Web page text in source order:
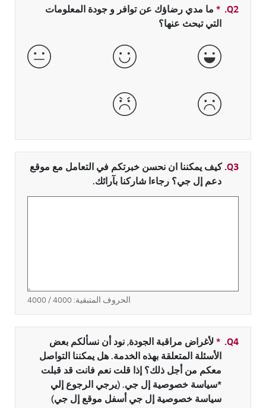
Q2.
* حقل مطلوب
ما مدي رضاؤك عن توافر و جودة المعلومات
التي تبحث عنها؟
جيدة جداً جيدة عادية
سيئة سيئة جداً
Q3. كيف يمكننا ان نحسن خبرتكم في التعامل مع موقع
دعم إل جي؟ رجاءا شاركنا بآرائك.
الحروف المتبقية:4000
/ 4000
Q4.
*حقل مطلوب
لأغراض مراقبة الجودة, نود أن نسألكم بعض
الأسئلة المتعلقة بهذه الخدمة. هل يمكننا التواصل
معكم من أجل ذلك؟ إذا قلت نعم فانت قد قبلت
*سياسة خصوصية إل جي. (يرجي الرجوع إلي
سياسة خصوصية إل جي أسفل موقع إل جي)